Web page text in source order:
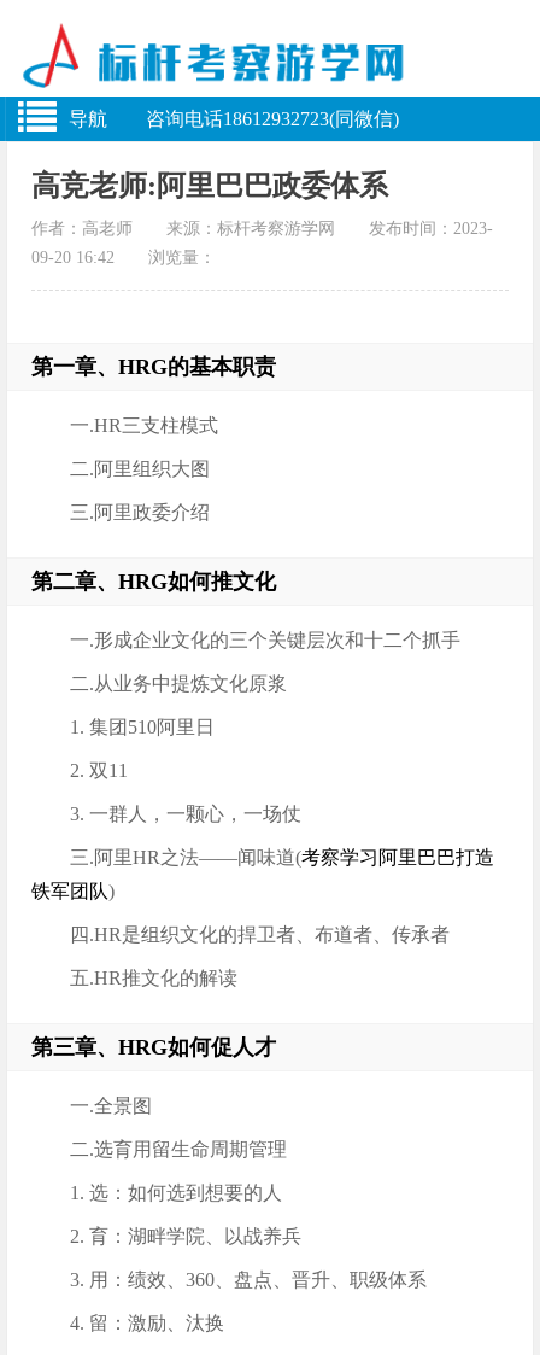
导航 咨询电话18612932723(同微信)
高竞老师:阿里巴巴政委体系
作者：高老师 来源：标杆考察游学网 发布时间：2023-
09-20 16:42 浏览量：
第一章、HRG的基本职责
一.HR三支柱模式
二.阿里组织大图
三.阿里政委介绍
第二章、HRG如何推文化
一.形成企业文化的三个关键层次和十二个抓手
二.从业务中提炼文化原浆
1. 集团510阿里日
2. 双11
3. 一群人，一颗心，一场仗
三.阿里HR之法——闻味道(考察学习阿里巴巴打造
铁军团队)
四.HR是组织文化的捍卫者、布道者、传承者
五.HR推文化的解读
第三章、HRG如何促人才
一.全景图
二.选育用留生命周期管理
1. 选：如何选到想要的人
2. 育：湖畔学院、以战养兵
3. 用：绩效、360、盘点、晋升、职级体系
4. 留：激励、汰换